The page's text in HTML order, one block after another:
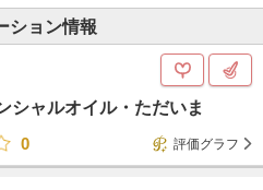
ション情報
シャルオイル・ただいま
0
評価グラフ